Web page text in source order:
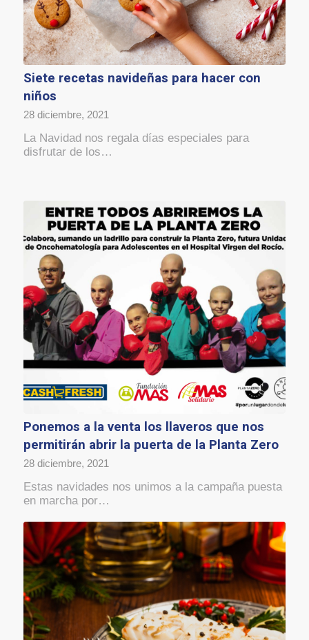
Siete recetas navideñas para hacer con
niños
28 diciembre, 2021
La Navidad nos regala días especiales para
disfrutar de los…
Ponemos a la venta los llaveros que nos
permitirán abrir la puerta de la Planta Zero
28 diciembre, 2021
Estas navidades nos unimos a la campaña puesta
en marcha por…